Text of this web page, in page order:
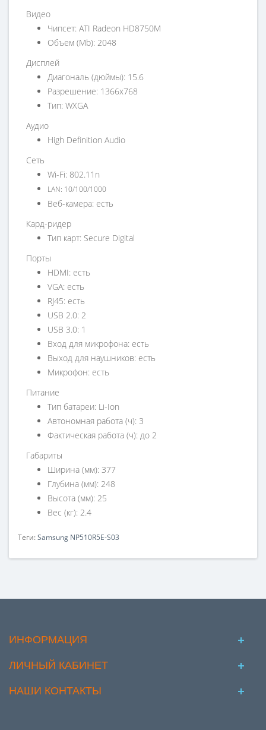
Видео
Чипсет: ATI Radeon HD8750M
Объем (Mb): 2048
Дисплей
Диагональ (дюймы): 15.6
Разрешение: 1366x768
Тип: WXGA
Аудио
High Definition Audio
Сеть
Wi-Fi: 802.11n
LAN: 10/100/1000
Веб-камера: есть
Кард-ридер
Тип карт: Secure Digital
Порты
HDMI: есть
VGA: есть
RJ45: есть
USB 2.0: 2
USB 3.0: 1
Вход для микрофона: есть
Выход для наушников: есть
Микрофон: есть
Питание
Тип батареи: Li-Ion
Автономная работа (ч): 3
Фактическая работа (ч): до 2
Габариты
Ширина (мм): 377
Глубина (мм): 248
Высота (мм): 25
Вес (кг): 2.4
Теги:Samsung NP510R5E-S03
ИНФОРМАЦИЯ
ЛИЧНЫЙ КАБИНЕТ
НАШИ КОНТАКТЫ